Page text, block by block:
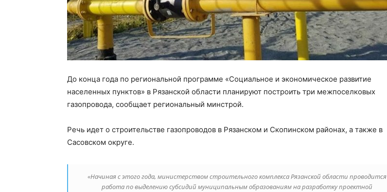
До конца года по региональной программе «Социальное и экономическое развитие
населенных пунктов» в Рязанской области планируют построить три межпоселковых
газопровода, сообщает региональный минстрой.
Речь идет о строительстве газопроводов в Рязанском и Скопинском районах, а также в
Сасовском округе.
«Начиная с этого года, министерством строительного комплекса Рязанской области проводится
работа по выделению субсидий муниципальным образованиям на разработку проектной